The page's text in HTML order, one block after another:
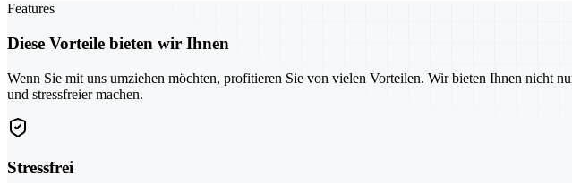
Features
Diese Vorteile bieten wir Ihnen
Wenn Sie mit uns umziehen möchten, profitieren Sie von vielen Vorteilen. Wir bieten Ihnen nicht
und stressfreier machen.
Stressfrei